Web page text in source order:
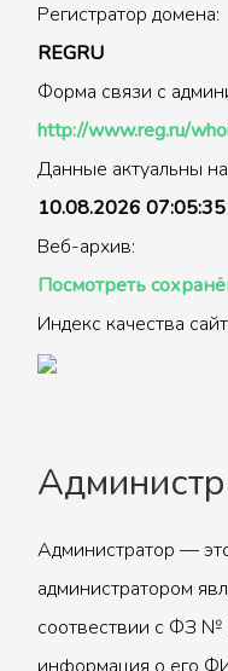
Регистратор домена:
REGRU
Форма связи с
http://www.reg.ru/
Данные актуальны
10.08.2026 07:05:35
Веб-архив:
Посмотреть
Индекс качества
Администратор —
администратором
соотвествии с ФЗ №